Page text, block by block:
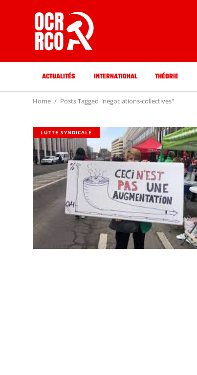
ACTUALITÉS INTERNATIONAL THÉORIE
Home Posts Tagged "negociations-collectives"
LUTTE SYNDICALE